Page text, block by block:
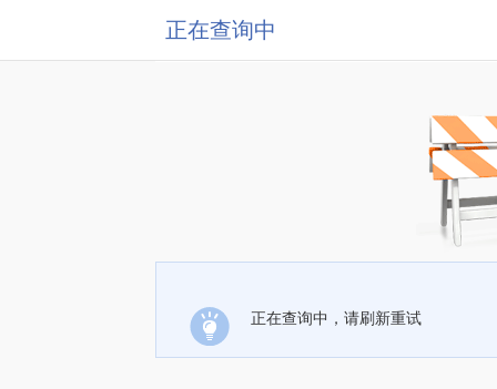
正在查询中
正在查询中，请刷新重试